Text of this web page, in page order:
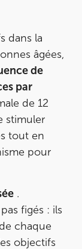
dans la
âgées,
de
par
de 12
stimuler
tout en
pour
.
figés : ils
chaque
objectifs